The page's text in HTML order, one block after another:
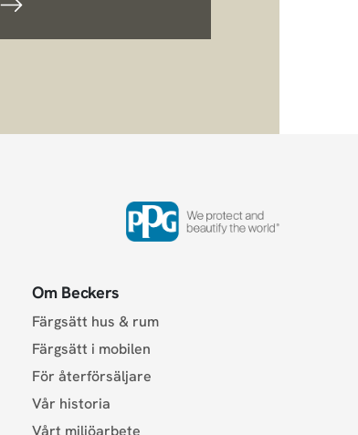
Om Beckers
Färgsätt hus & rum
Färgsätt i mobilen
För återförsäljare
Vår historia
Vårt miljöarbete